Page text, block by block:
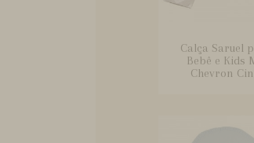
Calça Saruel
Bebê e Kids
Chevron